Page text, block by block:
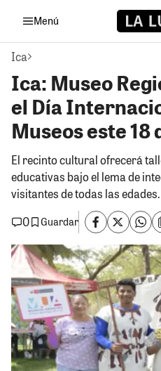
Menú
Ica
Ica: Museo
el Día
Museos este 18
El recinto cultural ofrecerá
educativas bajo el lema de
visitantes de todas las edades.
0
Guardar